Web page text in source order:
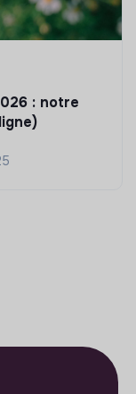
: notre